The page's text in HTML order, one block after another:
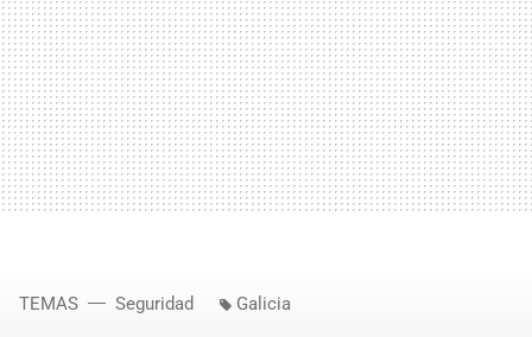
TEMAS Seguridad Galicia